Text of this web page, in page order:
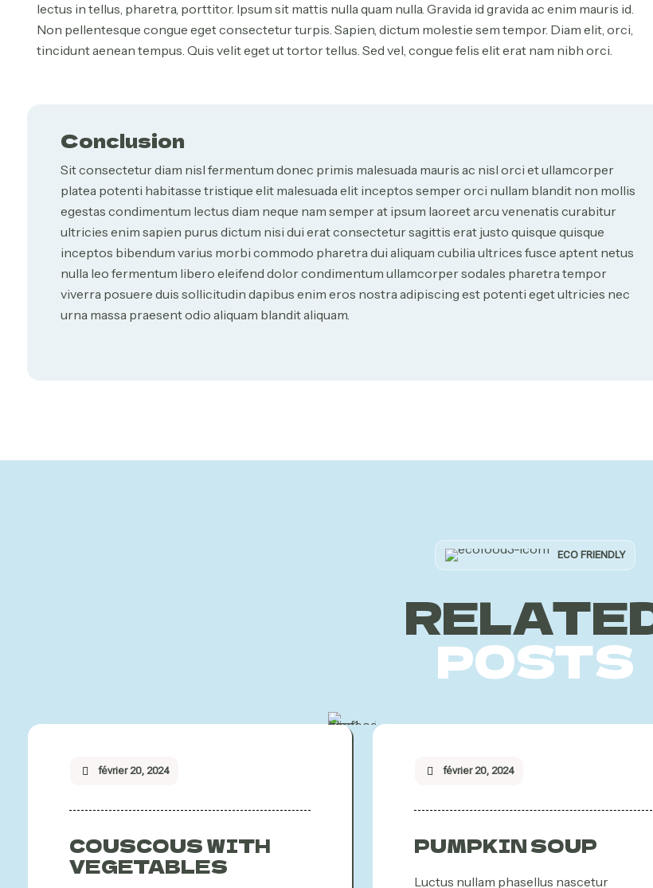
lectus in tellus, pharetra, porttitor. Ipsum sit mattis nulla quam nulla. Gravida id gravida ac enim mauris id.
Non pellentesque congue eget consectetur turpis. Sapien, dictum molestie sem tempor. Diam elit, orci,
tincidunt aenean tempus. Quis velit eget ut tortor tellus. Sed vel, congue felis elit erat nam nibh orci.
Conclusion
Sit consectetur diam nisl fermentum donec primis malesuada mauris ac nisl orci et ullamcorper
platea potenti habitasse tristique elit malesuada elit inceptos semper orci nullam blandit non mollis
egestas condimentum lectus diam neque nam semper at ipsum laoreet arcu venenatis curabitur
ultricies enim sapien purus dictum nisi dui erat consectetur sagittis erat justo quisque quisque
inceptos bibendum varius morbi commodo pharetra dui aliquam cubilia ultrices fusce aptent netus
nulla leo fermentum libero eleifend dolor condimentum ullamcorper sodales pharetra tempor
viverra posuere duis sollicitudin dapibus enim eros nostra adipiscing est potenti eget ultricies nec
urna massa praesent odio aliquam blandit aliquam.
ECO FRIENDLY
POSTS
février 20, 2024
COUSCOUS WITH
VEGETABLES
février 20, 2024
PUMPKIN SOUP
Luctus nullam phasellus nascetur